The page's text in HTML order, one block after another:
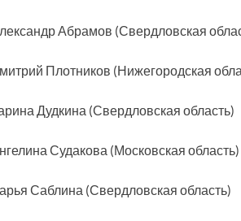
Абрамов (Свердловская
Плотников (Нижегородская
Дудкина (Свердловская область)
Судакова (Московская область)
Саблина (Свердловская область)